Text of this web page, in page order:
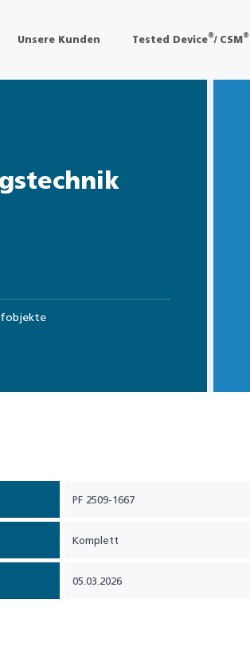
Unsere Kunden Tested Device®/ CSM ®
PF 2509-1667
Komplett
05.03.2026